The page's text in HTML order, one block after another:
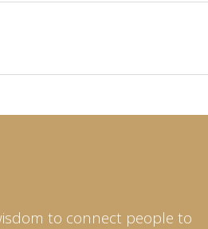
to connect people to